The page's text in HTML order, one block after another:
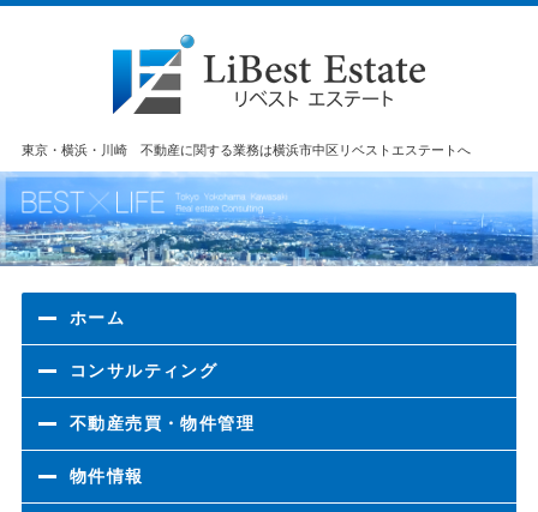
東京・横浜・川崎 不動産に関する業務は横浜市中区リベストエステートへ
ホーム
コンサルティング
不動産売買・物件管理
物件情報